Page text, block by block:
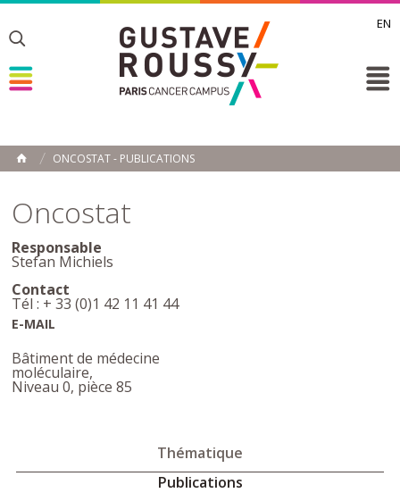
EN
Toggle
Toggle
ACCUEIL
ONCOSTAT - PUBLICATIONS
Oncostat
Responsable
Stefan Michiels
Contact
Tél : + 33 (0)1 42 11 41 44
E-MAIL
Bâtiment de médecine
moléculaire,
Niveau 0, pièce 85
Thématique
Publications